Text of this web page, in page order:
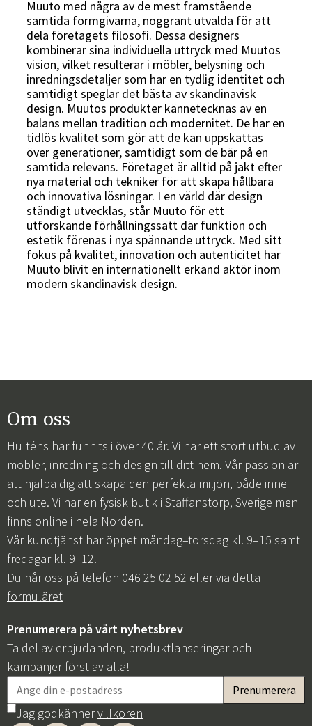
Sverige
Danmark
Norge
Suomi
Muuto med några av de mest framstående
samtida formgivarna, noggrant utvalda för att
dela företagets filosofi. Dessa designers
kombinerar sina individuella uttryck med Muutos
vision, vilket resulterar i möbler, belysning och
inredningsdetaljer som har en tydlig identitet och
samtidigt speglar det bästa av skandinavisk
design. Muutos produkter kännetecknas av en
balans mellan tradition och modernitet. De har en
tidlös kvalitet som gör att de kan uppskattas
över generationer, samtidigt som de bär på en
samtida relevans. Företaget är alltid på jakt efter
nya material och tekniker för att skapa hållbara
och innovativa lösningar. I en värld där design
ständigt utvecklas, står Muuto för ett
utforskande förhållningssätt där funktion och
estetik förenas i nya spännande uttryck. Med sitt
fokus på kvalitet, innovation och autenticitet har
Muuto blivit en internationellt erkänd aktör inom
modern skandinavisk design.
Om oss
Hulténs har funnits i över 40 år. Vi har ett stort utbud av
möbler, inredning och design till ditt hem. Vår passion är
att hjälpa dig att skapa den perfekta miljön, både inne
och ute. Vi har en fysisk butik i Staffanstorp, Sverige men
finns online i hela Norden.
Vår kundtjänst har öppet måndag–torsdag kl. 9–15 samt
fredagar kl. 9–12.
Du når oss på telefon 046 25 02 52 eller via detta
formuläret
Prenumerera på vårt nyhetsbrev
Ta del av erbjudanden, produktlanseringar och
kampanjer först av alla!
Jag godkännervillkoren